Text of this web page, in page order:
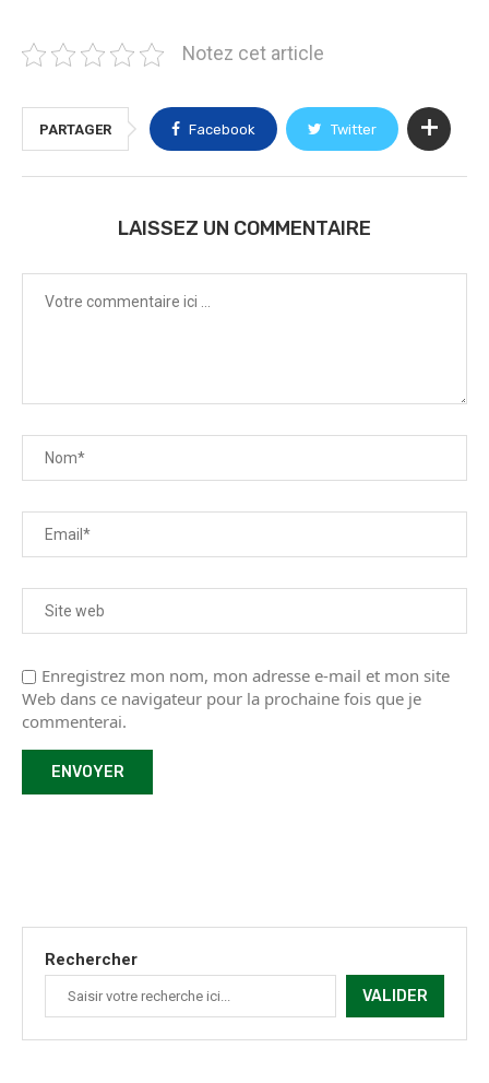
Notez cet article
PARTAGER Facebook Twitter
LAISSEZ UN COMMENTAIRE
Enregistrez mon nom, mon adresse e-mail et mon site
Web dans ce navigateur pour la prochaine fois que je
commenterai.
Rechercher
VALIDER